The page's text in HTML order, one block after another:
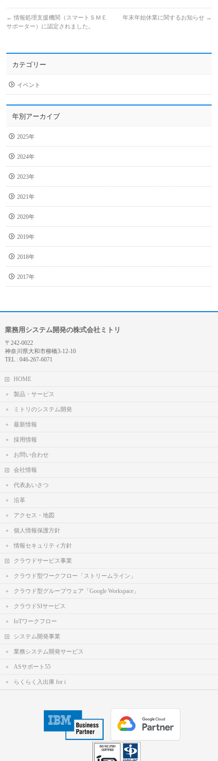
← 情報処理支援機関（スマートＳＭＥ
サポーター）に認定されました。
年末年始休業に関するお知らせ →
カテゴリー
イベント
年別アーカイブ
2025年
2024年
2023年
2021年
2020年
2019年
2018年
2017年
業務用システム開発の株式会社ミトリ
〒242-0022
神奈川県大和市柳橋3-12-10
TEL : 046-267-6071
HOME
製品・サービス
ミトリのシステム開発
最新情報
採用情報
お問い合わせ
会社情報
代表あいさつ
沿革
アクセス・地図
個人情報保護方針
情報セキュリティ方針
クラウドサービス事業
クラウド型ワークフロー「ストリームライン」
クラウド型グループウェア「Google Workspace」
クラウドSIサービス
IoTワークフロー
システム開発事業
業務システム開発サービス
ASサポート55
らくらく入出庫 for i